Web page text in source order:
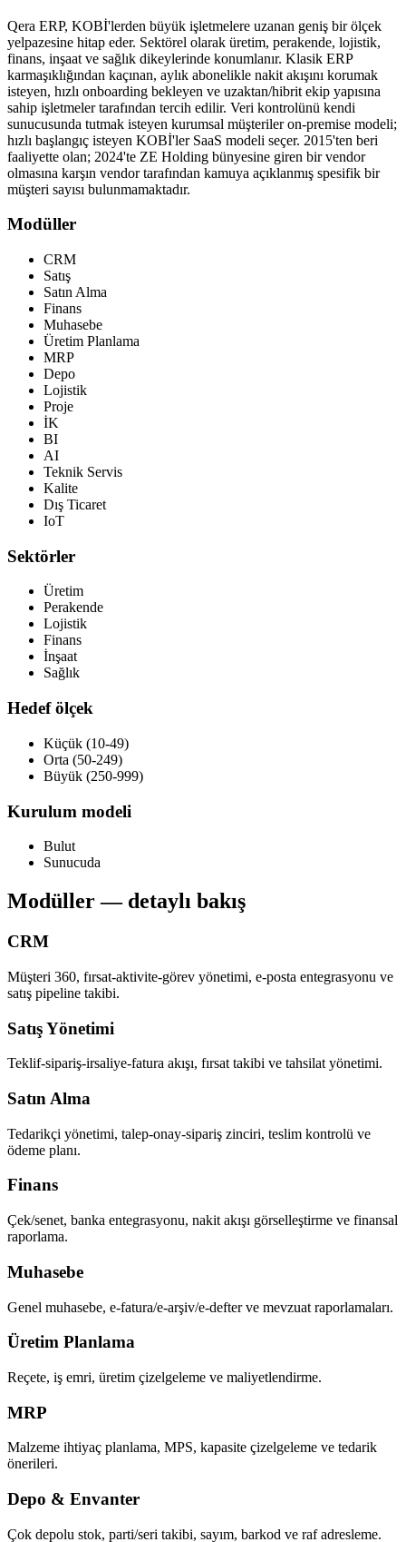
Qera ERP, KOBİ'lerden büyük işletmelere uzanan geniş bir ölçek
yelpazesine hitap eder. Sektörel olarak üretim, perakende, lojistik,
finans, inşaat ve sağlık dikeylerinde konumlanır. Klasik ERP
karmaşıklığından kaçınan, aylık abonelikle nakit akışını korumak
isteyen, hızlı onboarding bekleyen ve uzaktan/hibrit ekip yapısına
sahip işletmeler tarafından tercih edilir. Veri kontrolünü kendi
sunucusunda tutmak isteyen kurumsal müşteriler on-premise modeli;
hızlı başlangıç isteyen KOBİ'ler SaaS modeli seçer. 2015'ten beri
faaliyette olan; 2024'te ZE Holding bünyesine giren bir vendor
olmasına karşın vendor tarafından kamuya açıklanmış spesifik bir
müşteri sayısı bulunmamaktadır.
Modüller
CRM
Satış
Satın Alma
Finans
Muhasebe
Üretim Planlama
MRP
Depo
Lojistik
Proje
İK
BI
AI
Teknik Servis
Kalite
Dış Ticaret
IoT
Sektörler
Üretim
Perakende
Lojistik
Finans
İnşaat
Sağlık
Hedef ölçek
Küçük (10-49)
Orta (50-249)
Büyük (250-999)
Kurulum modeli
Bulut
Sunucuda
Modüller — detaylı bakış
CRM
Müşteri 360, fırsat-aktivite-görev yönetimi, e-posta entegrasyonu ve
satış pipeline takibi.
Satış Yönetimi
Teklif-sipariş-irsaliye-fatura akışı, fırsat takibi ve tahsilat yönetimi.
Satın Alma
Tedarikçi yönetimi, talep-onay-sipariş zinciri, teslim kontrolü ve
ödeme planı.
Finans
Çek/senet, banka entegrasyonu, nakit akışı görselleştirme ve finansal
raporlama.
Muhasebe
Genel muhasebe, e-fatura/e-arşiv/e-defter ve mevzuat raporlamaları.
Üretim Planlama
Reçete, iş emri, üretim çizelgeleme ve maliyetlendirme.
MRP
Malzeme ihtiyaç planlama, MPS, kapasite çizelgeleme ve tedarik
önerileri.
Depo & Envanter
Çok depolu stok, parti/seri takibi, sayım, barkod ve raf adresleme.